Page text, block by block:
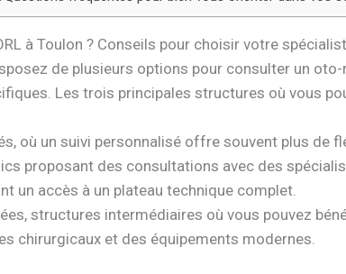
à Toulon ? Conseils pour choisir votre
de plusieurs options pour consulter un
Les trois principales structures où vous
où un suivi personnalisé offre souvent plus de
proposant des consultations avec des
un accès à un plateau technique complet.
structures intermédiaires où vous pouvez
chirurgicaux et des équipements modernes.